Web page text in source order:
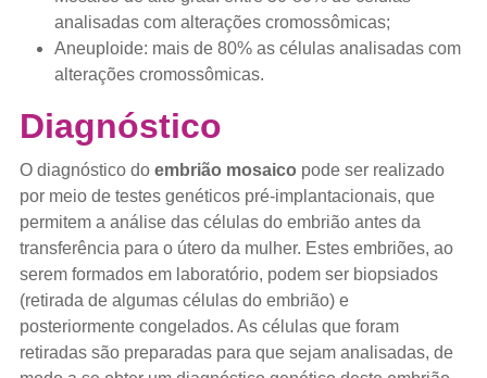
analisadas com alterações cromossômicas;
Aneuploide: mais de 80% as células analisadas com
alterações cromossômicas.
Diagnóstico
O diagnóstico do embrião mosaico pode ser realizado
por meio de testes genéticos pré-implantacionais, que
permitem a análise das células do embrião antes da
transferência para o útero da mulher. Estes embriões, ao
serem formados em laboratório, podem ser biopsiados
(retirada de algumas células do embrião) e
posteriormente congelados. As células que foram
retiradas são preparadas para que sejam analisadas, de